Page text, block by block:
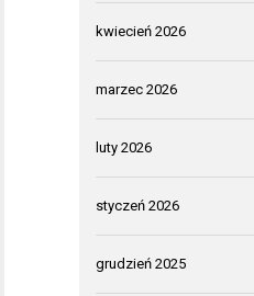
kwiecień 2026
marzec 2026
luty 2026
styczeń 2026
grudzień 2025